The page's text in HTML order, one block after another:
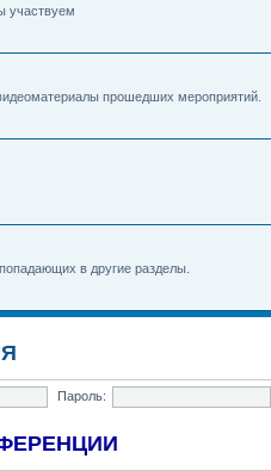
участвуем
прошедших мероприятий.
в другие разделы.
Пароль: